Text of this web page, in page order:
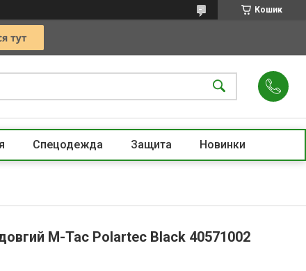
Кошик
Спецодежда Защита Новинки
M-Tac Polartec Black 40571002